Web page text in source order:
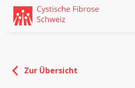
Weiter
zum
skip
Zur Übersicht